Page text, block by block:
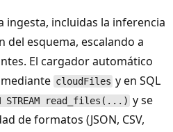
ingesta, incluidas la inferencia
del esquema, escalando a
El cargador automático
cloudFiles y en SQL
STREAM read_files(...) y se
de formatos (JSON, CSV,